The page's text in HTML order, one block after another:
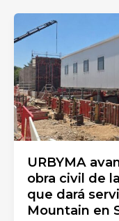
URBYMA
obra civil de
que dará
Mountain en